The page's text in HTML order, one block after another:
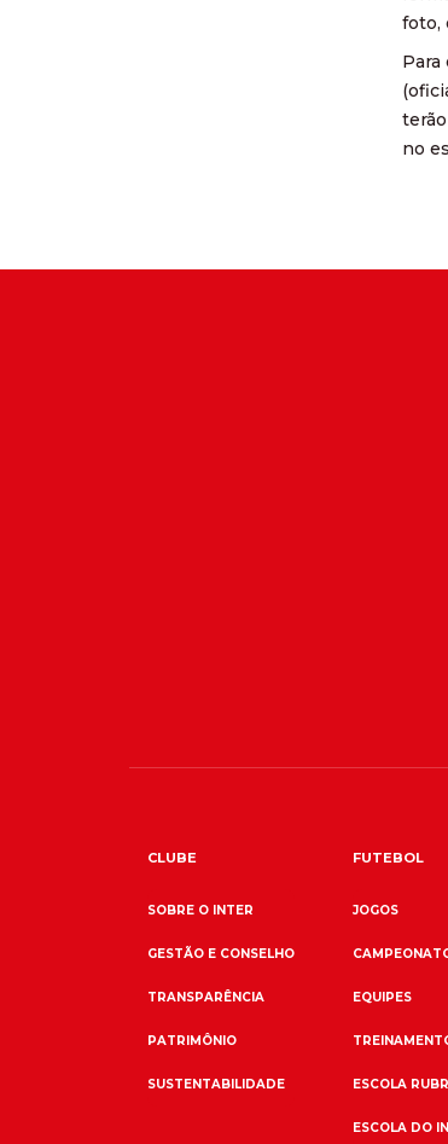
foto,
no
CLUBE
SOBRE O INTER
GESTÃO E CONSELHO
TRANSPARÊNCIA
PATRIMÔNIO
SUSTENTABILIDADE
FUTEBOL
JOGOS
EQUIPES
ESCOLA
ESCOLA DO